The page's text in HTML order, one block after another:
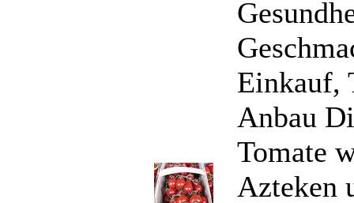
Einkauf,
Anbau
Tomate
Azteken